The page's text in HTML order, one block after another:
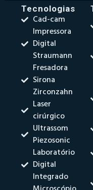
Tecnologias
Cad-cam
Impressora
Digital
Straumann
Fresadora
Sirona
Zirconzahn
Laser
cirúrgico
Ultrassom
Piezosonic
Laboratório
Digital
Integrado